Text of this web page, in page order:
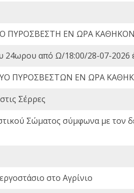
ΠΥΡΟΣΒΕΣΤΗ ΕΝ ΩΡΑ
24ωρου από Ω/18:00/28-07-
ΠΥΡΟΣΒΕΣΤΩΝ ΕΝ ΩΡΑ
Σέρρες
Σώματος σύμφωνα με τον
στο Αγρίνιο